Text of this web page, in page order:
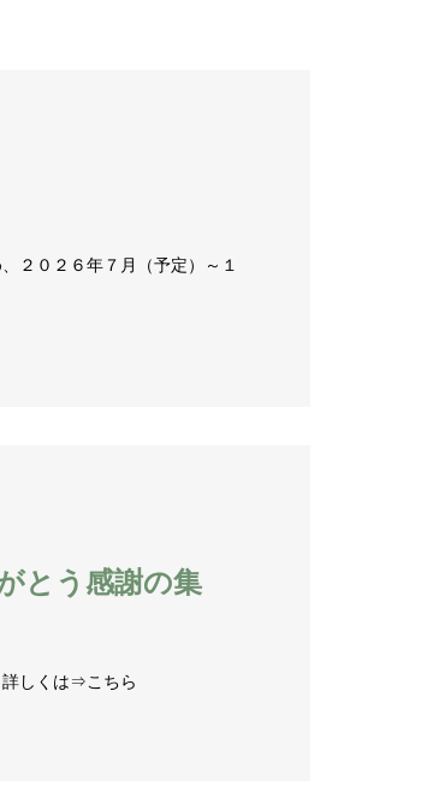
２０２６年７月（予定）～１
とう感謝の集
詳しくは⇒こちら